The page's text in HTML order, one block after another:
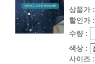
상품가 :
할인가 :
수량 :
색상 :
사이즈 :